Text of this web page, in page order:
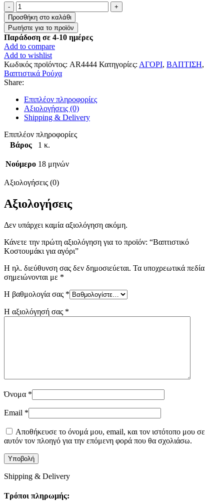
Βαπτιστικό
Κοστουμάκι
για
αγόρι
ποσότητα
Προσθήκη στο καλάθι
Παράδοση σε 4-10 ημέρες
Add to compare
Add to wishlist
Κωδικός προϊόντος: AR4444 Κατηγορίες: ΑΓΟΡΙ, ΒΑΠΤΙΣΗ,
Βαπτιστικά Ρούχα
Share:
Επιπλέον πληροφορίες
Αξιολογήσεις (0)
Shipping & Delivery
Επιπλέον πληροφορίες
Βάρος
1 κ.
Νούμερο 18 μηνών
Αξιολογήσεις (0)
Αξιολογήσεις
Δεν υπάρχει καμία αξιολόγηση ακόμη.
Κάνετε την πρώτη αξιολόγηση για το προϊόν: “Βαπτιστικό
Κοστουμάκι για αγόρι”
Η ηλ. διεύθυνση σας δεν δημοσιεύεται. Τα υποχρεωτικά πεδία
σημειώνονται με *
Η βαθμολογία σας *
Η αξιολόγησή σας *
Όνομα *
Email *
Αποθήκευσε το όνομά μου, email, και τον ιστότοπο μου σε
αυτόν τον πλοηγό για την επόμενη φορά που θα σχολιάσω.
Shipping & Delivery
Τρόποι πληρωμής: